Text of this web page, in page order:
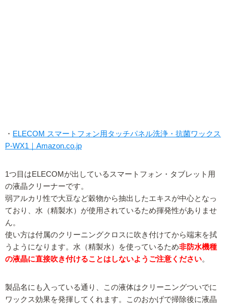
・ ELECOM スマートフォン用タッチパネル洗浄・抗菌ワックス
P-WX1｜Amazon.co.jp
1つ目はELECOMが出しているスマートフォン・タブレット用
の液晶クリーナーです。
弱アルカリ性で大豆など穀物から抽出したエキスが中心となっ
ており、水（精製水）が使用されているため揮発性がありませ
ん。
使い方は付属のクリーニングクロスに吹き付けてから端末を拭
うようになります。水（精製水）を使っているため非防水機種
の液晶に直接吹き付けることはしないようご注意ください。
製品名にも入っている通り、この液体はクリーニングついでに
ワックス効果を発揮してくれます。このおかげで掃除後に液晶